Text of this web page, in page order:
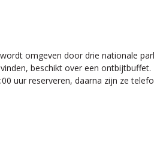
omgeven door drie nationale
beschikt over een
uur reserveren, daarna zijn ze